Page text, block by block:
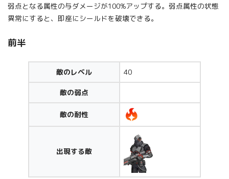
弱点となる属性の与ダメージが100%アップする。弱点属性の状態
異常にすると、即座にシールドを破壊できる。
前半
敵のレベル 40
敵の弱点
敵の耐性
出現する敵